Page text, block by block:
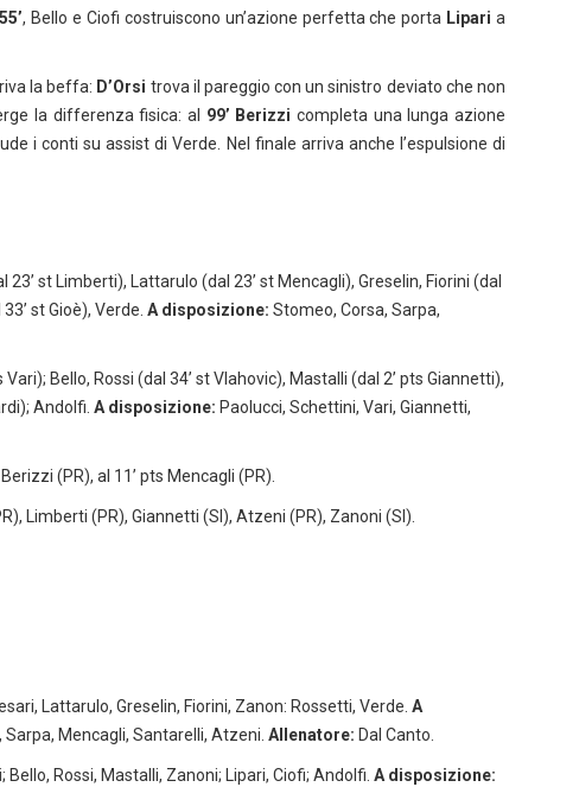
55’, Bello e Ciofi costruiscono un’azione perfetta che porta Lipari a
la beffa: D’Orsi trova il pareggio con un sinistro deviato che non
la differenza fisica: al 99’ Berizzi completa una lunga azione
i conti su assist di Verde. Nel finale arriva anche l’espulsione di
st Limberti), Lattarulo (dal 23’ st Mencagli), Greselin, Fiorini (dal
st Gioè), Verde. A disposizione: Stomeo, Corsa, Sarpa,
Bello, Rossi (dal 34’ st Vlahovic), Mastalli (dal 2’ pts Giannetti),
Andolfi. A disposizione: Paolucci, Schettini, Vari, Giannetti,
(PR), al 11’ pts Mencagli (PR).
Limberti (PR), Giannetti (SI), Atzeni (PR), Zanoni (SI).
Lattarulo, Greselin, Fiorini, Zanon: Rossetti, Verde. A
Sarpa, Mencagli, Santarelli, Atzeni. Allenatore: Dal Canto.
Rossi, Mastalli, Zanoni; Lipari, Ciofi; Andolfi. A disposizione: